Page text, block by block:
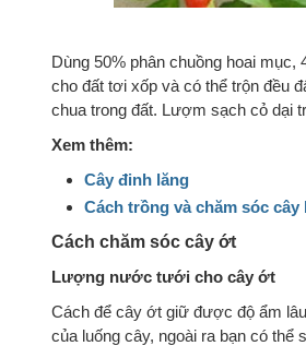
Dùng 50% phân chuồng hoai
cho đất tơi xốp và có thể trộn đều
chua trong đất. Lượm sạch cỏ dại
Xem thêm:
Cây đinh lăng
Cách trồng và chăm sóc
Cách chăm sóc cây ớt
Lượng nước tưới cho cây ớt
Cách để cây ớt giữ được độ ẩm
của luống cây, ngoài ra bạn có